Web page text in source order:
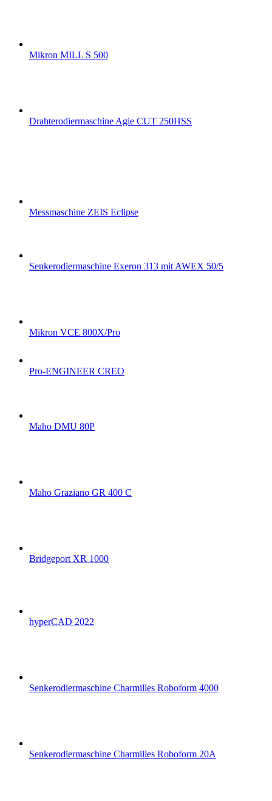
Mikron MILL S 500
Drahterodiermaschine Agie CUT 250HSS
Messmaschine ZEIS Eclipse
Senkerodiermaschine Exeron 313 mit AWEX 50/5
Mikron VCE 800X/Pro
Pro-ENGINEER CREO
Maho DMU 80P
Maho Graziano GR 400 C
Bridgeport XR 1000
hyperCAD 2022
Senkerodiermaschine Charmilles Roboform 4000
Senkerodiermaschine Charmilles Roboform 20A